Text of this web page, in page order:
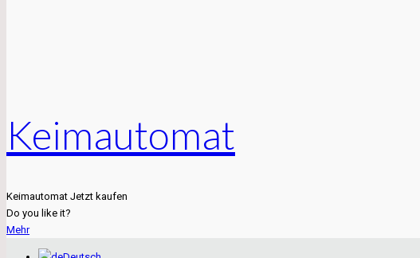
Keimautomat
Keimautomat Jetzt kaufen
Do you like it?
Mehr